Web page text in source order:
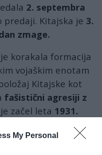
My Personal
2. septembra
predaji. Kitajska je 3.
zmage.
korakala formacija
vojaškim enotam
Kitajske kot
fašistični agresiji z
začel leta 1931.
več kot polovico